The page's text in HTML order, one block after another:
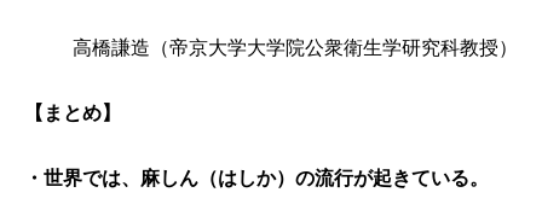
高橋謙造 （帝京大学大学院公衆衛生学研究科教授）
【まとめ】
・世界では、麻しん（はしか）の流行が起きている。